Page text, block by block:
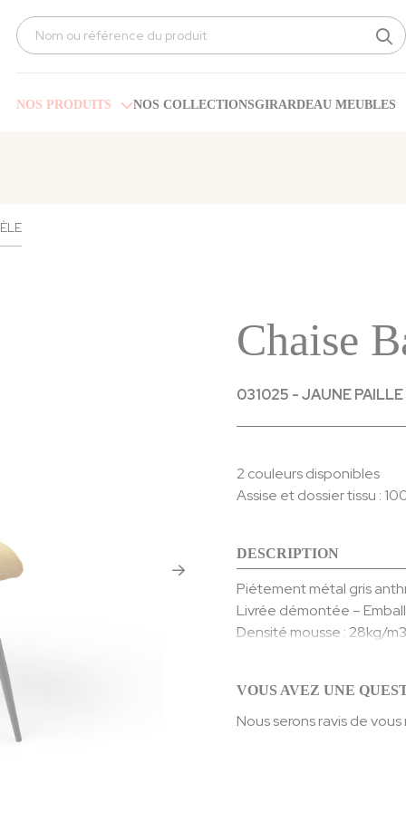
Search
for:
NOS PRODUITS NOS COLLECTIONSGIRARDEAU MEUBLES
Chaise
031025 - JAUNE
2 couleurs disponibles
Assise et dossier tissu :
DESCRIPTION
Piétement métal gris
Livrée démontée –
Densité mousse : 28kg/
VOUS AVEZ UNE
Nous serons ravis de